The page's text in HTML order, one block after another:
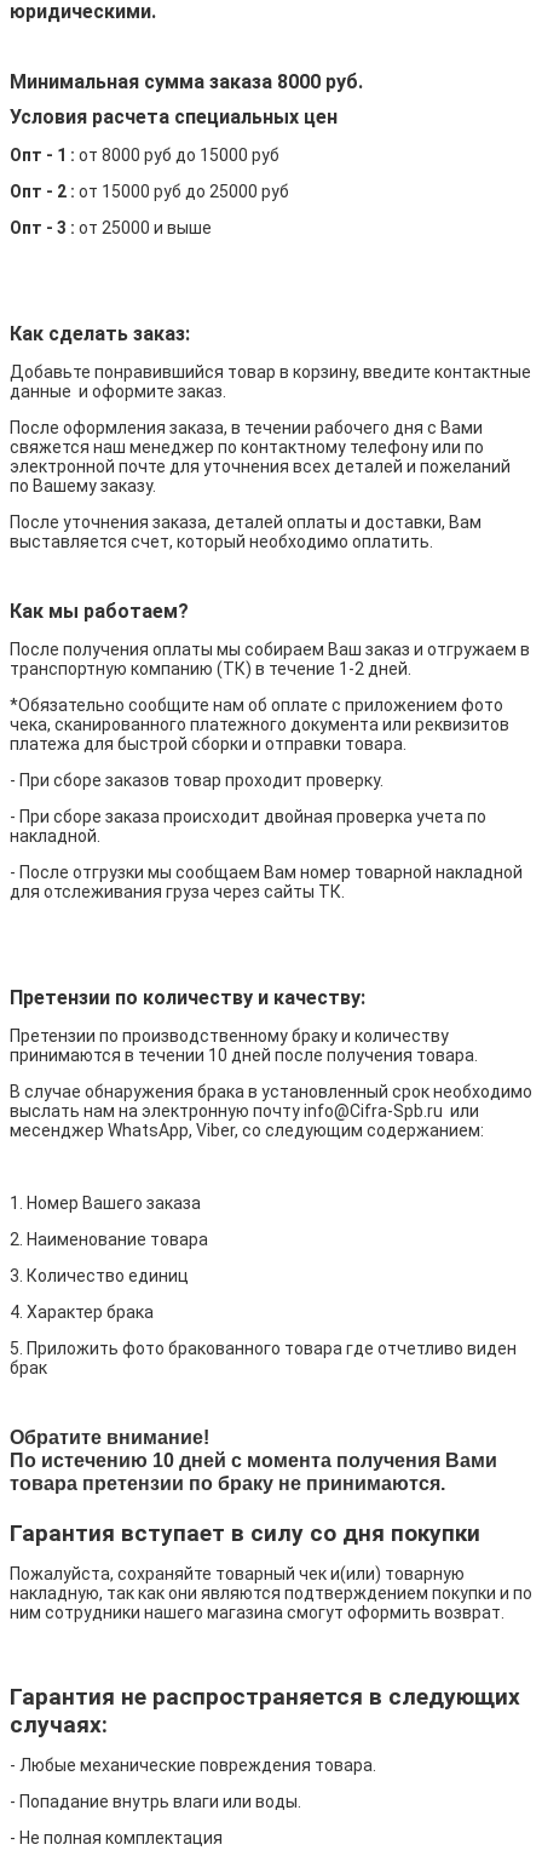
юридическими.
Минимальная сумма заказа 8000 руб.
Условия расчета специальных цен
Опт - 1 : от 8000 руб до 15000 руб
Опт - 2 : от 15000 руб до 25000 руб
Опт - 3 : от 25000 и выше
Как сделать заказ:
Добавьте понравившийся товар в корзину, введите контактные
данные и оформите заказ.
После оформления заказа, в течении рабочего дня с Вами
свяжется наш менеджер по контактному телефону или по
электронной почте для уточнения всех деталей и пожеланий
по Вашему заказу.
После уточнения заказа, деталей оплаты и доставки, Вам
выставляется счет, который необходимо оплатить.
Как мы работаем?
После получения оплаты мы собираем Ваш заказ и отгружаем в
транспортную компанию (ТК) в течение 1-2 дней.
*Обязательно сообщите нам об оплате с приложением фото
чека, сканированного платежного документа или реквизитов
платежа для быстрой сборки и отправки товара.
- При сборе заказов товар проходит проверку.
- При сборе заказа происходит двойная проверка учета по
накладной.
- После отгрузки мы сообщаем Вам номер товарной накладной
для отслеживания груза через сайты ТК.
Претензии по количеству и качеству:
Претензии по производственному браку и количеству
принимаются в течении 10 дней после получения товара.
В случае обнаружения брака в установленный срок необходимо
выслать нам на электронную почту info@Cifra-Spb.ru или
месенджер WhatsApp, Viber, со следующим содержанием:
1. Номер Вашего заказа
2. Наименование товара
3. Количество единиц
4. Характер брака
5. Приложить фото бракованного товара где отчетливо виден
брак
Обратите внимание!
По истечению 10 дней с момента получения Вами
товара претензии по браку не принимаются.
Гарантия вступает в силу со дня покупки
Пожалуйста, сохраняйте товарный чек и(или) товарную
накладную, так как они являются подтверждением покупки и по
ним сотрудники нашего магазина смогут оформить возврат.
Гарантия не распространяется в следующих
случаях:
- Любые механические повреждения товара.
- Попадание внутрь влаги или воды.
- Не полная комплектация